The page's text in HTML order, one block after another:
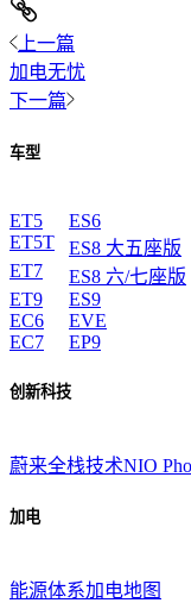
上一篇
加电无忧
下一篇
车型
ET5
ET5T
ET7
ET9
EC6
EC7
ES6
ES8 大五座版
ES8 六/七座版
ES9
EVE
EP9
创新科技
蔚来全栈技术NIO
加电
能源体系加电地图